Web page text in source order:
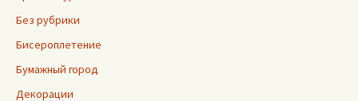
Без рубрики
Бисероплетение
Бумажный город
Декорации